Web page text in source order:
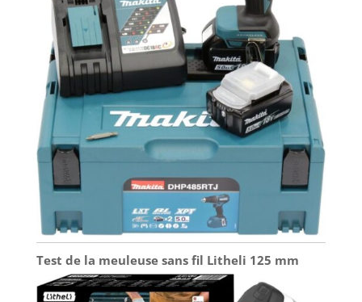
Test de la meuleuse sans fil Litheli 125 mm